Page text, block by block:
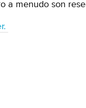
a menudo son